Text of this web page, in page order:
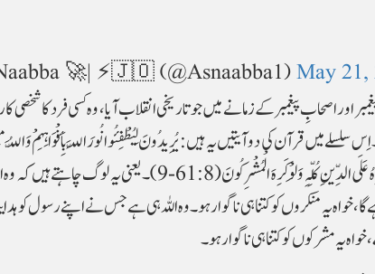
🚀| ⚡🇯🇴 (@Asnaabba1)May 21,
اصحابِ پیغمبر کے زمانے میں جو تاریخی انقلاب آیا، وہ کسی فرد کا شخصی
سلسلے میں قرآن کی دو آیتیں یہ ہیں:یُرِیدُونَ لِیُطْفِئُوا نُورَ اللَّہِ بِأَفْوَاہِہِمْ وَاللَّہُ
وَلَوْ کَرِہَ الْکَافِرُونَ ۔ ہُوَ الَّذِی أَرْسَلَ رَسُولَہُ بِالْہُدَى وَدِینِ الْحَقِّ لِیُظْہِرَہُ عَلَى الدِّینِ کُلِّہِ وَلَوْ کَرِہَ الْمُشْرِکُونَ(61:8-9)۔ یعنی
خواہ یہ منکروں کو کتنا ہی ناگوار ہو۔وہ اللہ ہی ہے جس نے اپنے رسول کو
یہ مشرکوں کو کتنا ہی ناگوار ہو۔